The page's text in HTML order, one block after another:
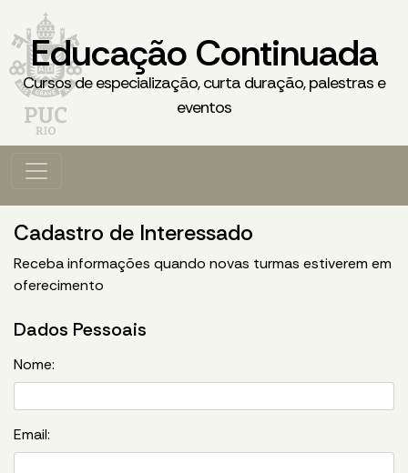
Educação Continuada
Cursos de especialização, curta duração, palestras e
eventos
Cadastro de Interessado
Receba informações quando novas turmas estiverem em
oferecimento
Dados Pessoais
Nome:
Email: